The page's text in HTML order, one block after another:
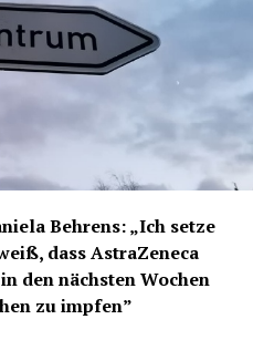
Beh­rens: „Ich set­ze
dass Astra­Ze­ne­ca
den nächs­ten Wochen
zu impfen”